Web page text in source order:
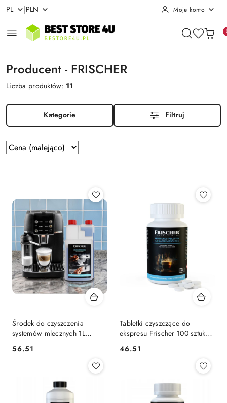
Przejdź do treści głównej
Przejdź do wyszukiwarki
Przejdź do moje konto
Przejdź do menu głównego
Przejdź do stopki
PL |PLN Moje konto
Producent - FRISCHER
Liczba produktów: 11
Kategorie Filtruj
Zastosowano
sortowanie:
Sortuj
według
Środek do czyszczenia
systemów mlecznych 1L
FRISCHER
Cena:
56.51
Tabletki czyszczące do
ekspresu Frischer 100 sztuk
blister, 1,3g, średnica 16 mm
FRISCHER
Cena:
46.51